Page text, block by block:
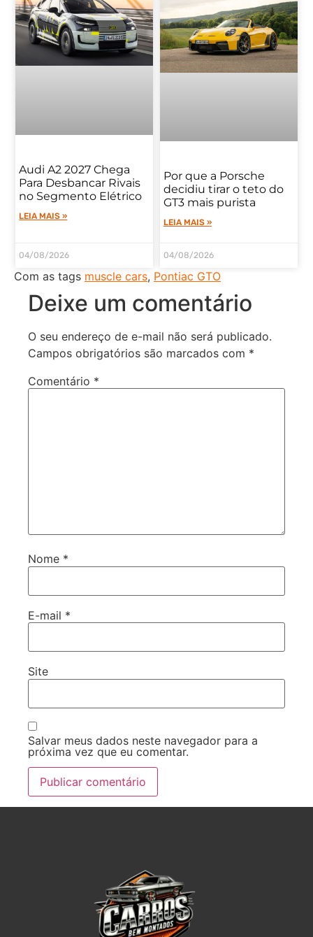
Audi A2 2027 Chega
Para Desbancar Rivais
no Segmento Elétrico
LEIA MAIS »
04/08/2026
Por que a Porsche
decidiu tirar o teto do
GT3 mais purista
LEIA MAIS »
04/08/2026
Com as tags muscle cars, Pontiac GTO
Deixe um comentário
O seu endereço de e-mail não será publicado.
Campos obrigatórios são marcados com *
Comentário *
Nome *
E-mail *
Site
Salvar meus dados neste navegador para a
próxima vez que eu comentar.